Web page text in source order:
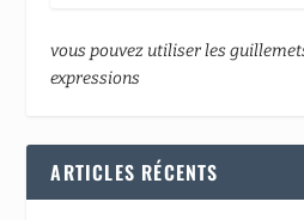
vous pouvez utiliser les
expressions
ARTICLES RÉCENTS